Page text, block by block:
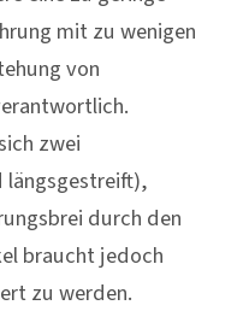
mit zu wenigen
von
zwei
längsgestreift),
durch den
braucht jedoch
zu werden.